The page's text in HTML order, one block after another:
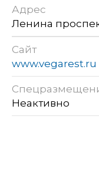
Адрес
Ленина
Сайт
www.vegarest.ru
Неактивно